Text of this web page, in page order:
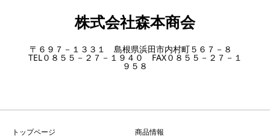
株式会社森本商会
〒６９７－１３３１ 島根県浜田市内村町５６７－８
TEL０８５５－２７－１９４０ FAX０８５５－２７－１
９５８
トップページ 商品情報